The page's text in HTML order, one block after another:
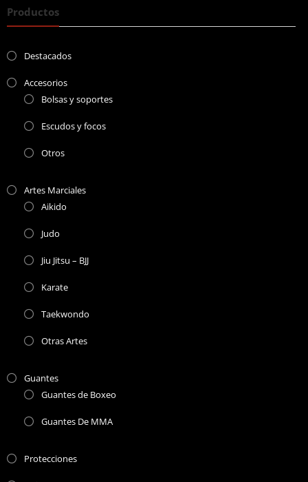
Productos
Destacados
Accesorios
Bolsas y soportes
Escudos y focos
Otros
Artes Marciales
Aikido
Judo
Jiu Jitsu – BJJ
Karate
Taekwondo
Otras Artes
Guantes
Guantes de Boxeo
Guantes De MMA
Protecciones